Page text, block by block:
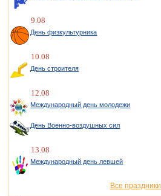
9.08
День физкультурника
10.08
День строителя
12.08
Международный день молодежи
День Военно-воздушных сил
13.08
Международный день левшей
Все праздники